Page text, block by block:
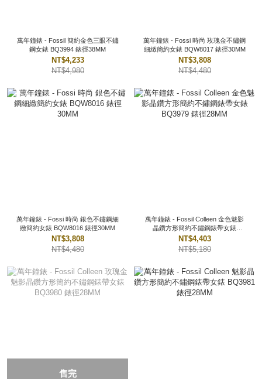
萬年鐘錶 - Fossil 簡約金色三眼不鏽
鋼女錶 BQ3994 錶徑38MM
NT$4,233
NT$4,980
萬年鐘錶 - Fossi 時尚 玫瑰金不鏽鋼
細緻簡約女錶 BQW8017 錶徑30MM
NT$3,808
NT$4,480
萬年鐘錶 - Fossi 時尚 銀色不鏽鋼細
緻簡約女錶 BQW8016 錶徑30MM
NT$3,808
NT$4,480
萬年鐘錶 - Fossil Colleen 金色魅影
晶鑽方形簡約不鏽鋼錶帶女錶
BQ3979 錶徑28MM
NT$4,403
NT$5,180
售完